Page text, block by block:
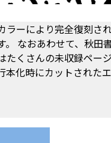
ラーにより完全復刻さ
。 なおあわせて、秋田
たくさんの未収録ペー
本化時にカットされた